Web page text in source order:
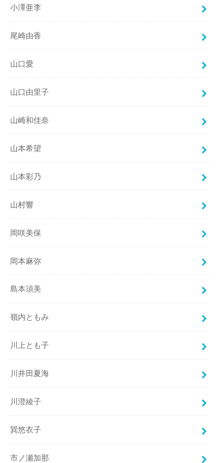
小澤亜李
尾崎由香
山口愛
山口由里子
山崎和佳奈
山本希望
山本彩乃
山村響
岡咲美保
岡本麻弥
島本須美
嶺内ともみ
川上とも子
川井田夏海
川澄綾子
巽悠衣子
市ノ瀬加那